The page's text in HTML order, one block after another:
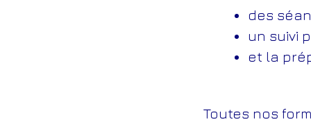
des
un suivi
et la
Toutes nos